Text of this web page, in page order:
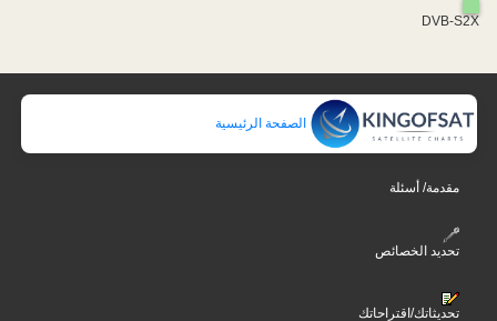
DVB-S2X
الصفحة الرئيسية
مقدمة/ أسئلة
تحديد الخصائص
تحديثاتك/اقتراحاتك